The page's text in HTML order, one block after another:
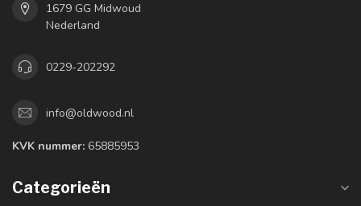
1679 GG Midwoud
Nederland
0229-202292
info@oldwood.nl
KVK nummer: 65885953
Categorieën